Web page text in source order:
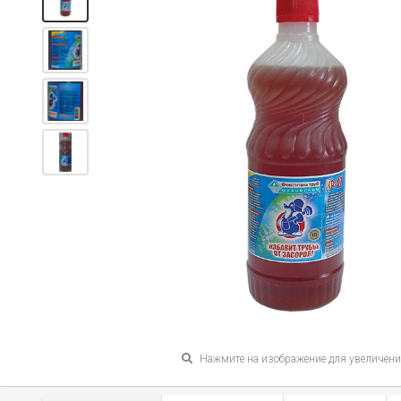
Нажмите на изображение для